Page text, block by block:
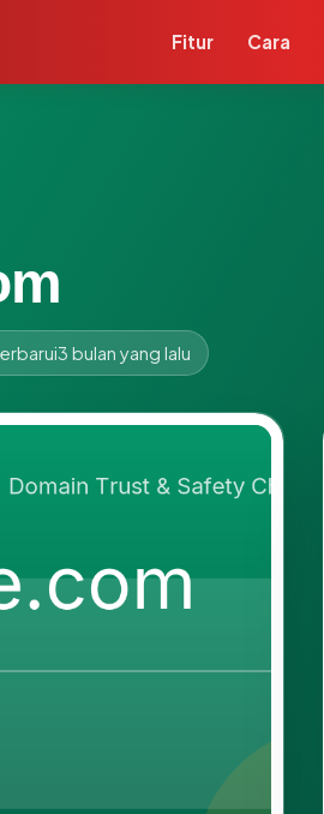
Fitur Cara
3 bulan yang lalu